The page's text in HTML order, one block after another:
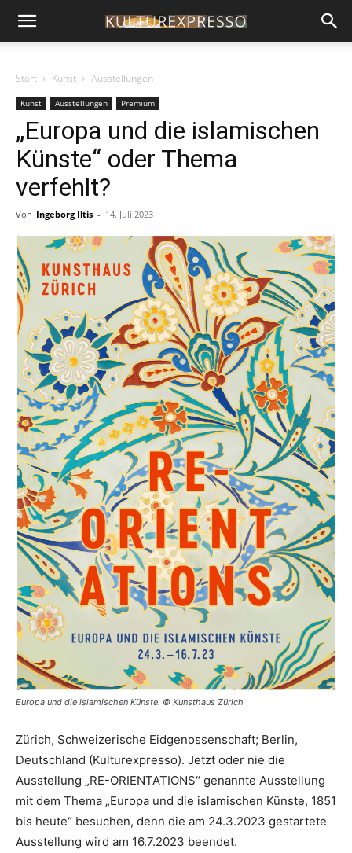
Start Kunst Ausstellungen
Kunst Ausstellungen Premium
„Europa und die islamischen
Künste“ oder Thema
verfehlt?
Von Ingeborg Iltis - 14. Juli 2023
Europa und die islamischen Künste. © Kunsthaus Zürich
Zürich, Schweizerische Eidgenossenschaft; Berlin,
Deutschland (Kulturexpresso). Jetzt oder nie die
Ausstellung „RE-ORIENTATIONS“ genannte Ausstellung
mit dem Thema „Europa und die islamischen Künste, 1851
bis heute“ besuchen, denn die am 24.3.2023 gestartete
Ausstellung wird am 16.7.2023 beendet.